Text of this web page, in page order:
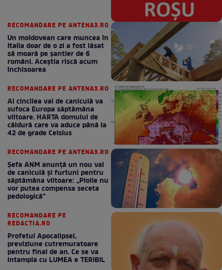
RECOMANDARE PE ANTENA3.RO
Un moldovean care muncea în
Italia doar de o zi a fost lăsat
să moară pe şantier de 6
români. Aceștia riscă acum
închisoarea
RECOMANDARE PE ANTENA3.RO
Al cincilea val de caniculă va
sufoca Europa săptămâna
viitoare. HARTA domului de
căldură care va aduce până la
42 de grade Celsius
RECOMANDARE PE ANTENA3.RO
Șefa ANM anunță un nou val
de caniculă și furtuni pentru
săptămâna viitoare: „Ploile nu
vor putea compensa seceta
pedologică”
RECOMANDARE PE
REDACTIA.RO
Profetul Apocalipsei,
previziune cutremuratoare
pentru final de an. Ce se va
intampla cu LUMEA e TERIBIL